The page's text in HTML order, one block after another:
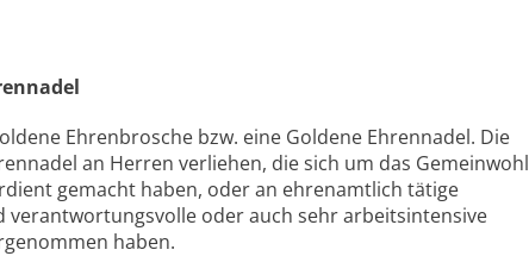
Ehrenbrosche bzw. eine Goldene Ehrennadel. Die
an Herren verliehen, die sich um das Gemeinwohl
gemacht haben, oder an ehrenamtlich tätige
verantwortungsvolle oder auch sehr arbeitsintensive
haben.